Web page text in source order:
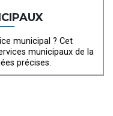
municipal ? Cet
municipaux de la
précises.